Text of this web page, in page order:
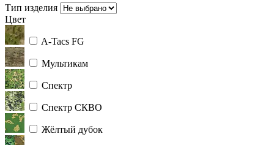
Тип изделия
Цвет
A-Tacs FG
Мультикам
Спектр
Спектр СКВО
Жёлтый дубок